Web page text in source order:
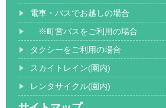
電車・バスでお越しの場合
※町営バスをご利用の場合
タクシーをご利用の場合
スカイトレイン(園内)
レンタサイクル(園内)